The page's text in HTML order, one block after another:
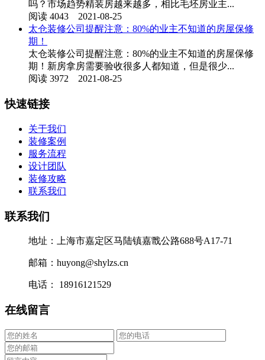
吗？市场趋势精装房越来越多，相比毛坯房业主...
阅读 4043 2021-08-25
太仓装修公司提醒注意：80%的业主不知道的房屋保修
期！
太仓装修公司提醒注意：80%的业主不知道的房屋保修
期！新房拿房需要验收很多人都知道，但是很少...
阅读 3972 2021-08-25
快速链接
关于我们
装修案例
服务流程
设计团队
装修攻略
联系我们
联系我们
地址：上海市嘉定区马陆镇嘉戬公路688号A17-71
邮箱：huyong@shylzs.cn
电话： 18916121529
在线留言